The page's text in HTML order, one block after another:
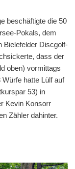
beschäftigte die 50
Pokals, dem
Bielefelder Discgolf-
dass der
oben) vormittags
hatte Lülf auf
53) in
Kevin Konsorr
Zähler dahinter.